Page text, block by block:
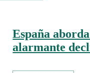
España
alarmante